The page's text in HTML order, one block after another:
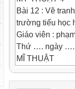
Bài 12 : Vẽ
trường tiểu học
Giáo viên :
Thứ …. ngày ….
MĨ THUẬT
Trò chơi: